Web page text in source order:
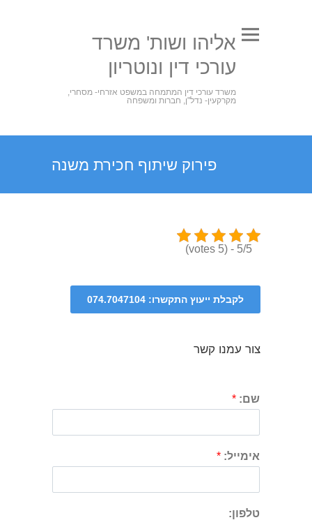
אליהו ושות' משרד
עורכי דין ונוטריון
משרד עורכי דין המתמחה במשפט אזרחי- מסחרי,
מקרקעין- נדל"ן, חברות ומשפחה
פירוק שיתוף חכירת משנה
5/5 - (5 votes)
צור עמנו קשר
שם: *
אימייל: *
טלפון: